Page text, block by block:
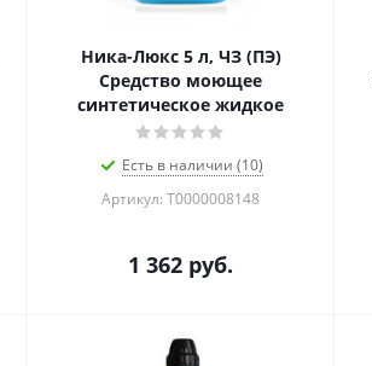
Ника-Люкс 5 л, ЧЗ (ПЭ)
Средство моющее
синтетическое жидкое
Есть в наличии (10)
Артикул: Т0000008148
1 362 руб.